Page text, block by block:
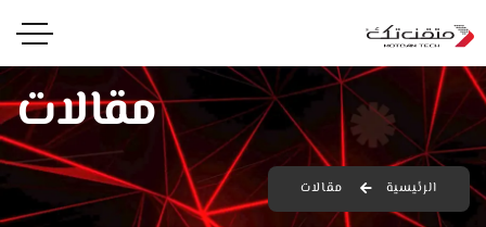
مقالات
الرئيسية مقالات